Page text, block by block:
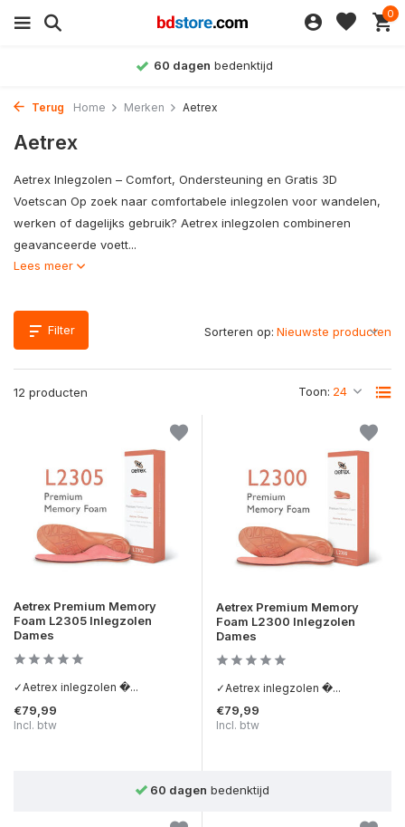
0
60 dagen bedenktijd
Terug Home Merken Aetrex
Aetrex
Aetrex Inlegzolen – Comfort, Ondersteuning en Gratis 3D
Voetscan Op zoek naar comfortabele inlegzolen voor wandelen,
werken of dagelijks gebruik? Aetrex inlegzolen combineren
geavanceerde voett...
Lees meer
Filter
12 producten Toon:
Sorteren op:
Aetrex Premium Memory
Foam L2305 Inlegzolen
Dames
✓Aetrex inlegzolen �...
€79,99
Incl. btw
Aetrex Premium Memory
Foam L2300 Inlegzolen
Dames
✓Aetrex inlegzolen �...
€79,99
Incl. btw
Achteraf betalen